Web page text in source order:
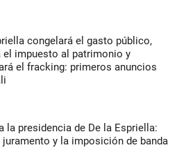
congelará el gasto público,
el impuesto al patrimonio y
el fracking: primeros anuncios
la presidencia de De la Espriella:
y la imposición de banda